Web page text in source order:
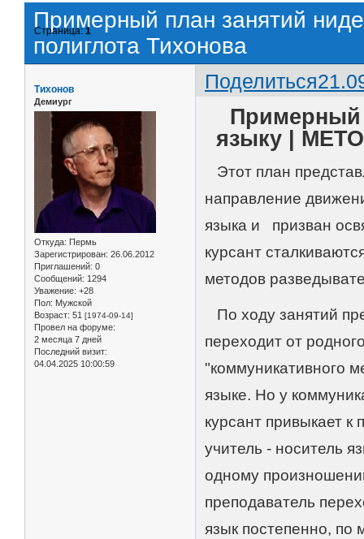
Примерный план занятий
полиглота Тихонова
Страница:1
Поделиться
Тихонов
Демиург
Откуда: Пермь
Зарегистрирован: 26.06.2012
Приглашений: 0
Сообщений: 1294
Уважение: +28
Пол: Мужской
Возраст: 51 [1974-09-14]
Провел на форуме:
2 месяца 7 дней
Последний визит:
04.04.2025 10:00:59
Примерный
языку |
Этот план
направление
языка и призван
курсант
методов
По ходу занятий
переходит от
"коммуникативного
языке. Но у
курсант привыкает
учитель - носитель
одному
преподаватель
язык постепенно, по